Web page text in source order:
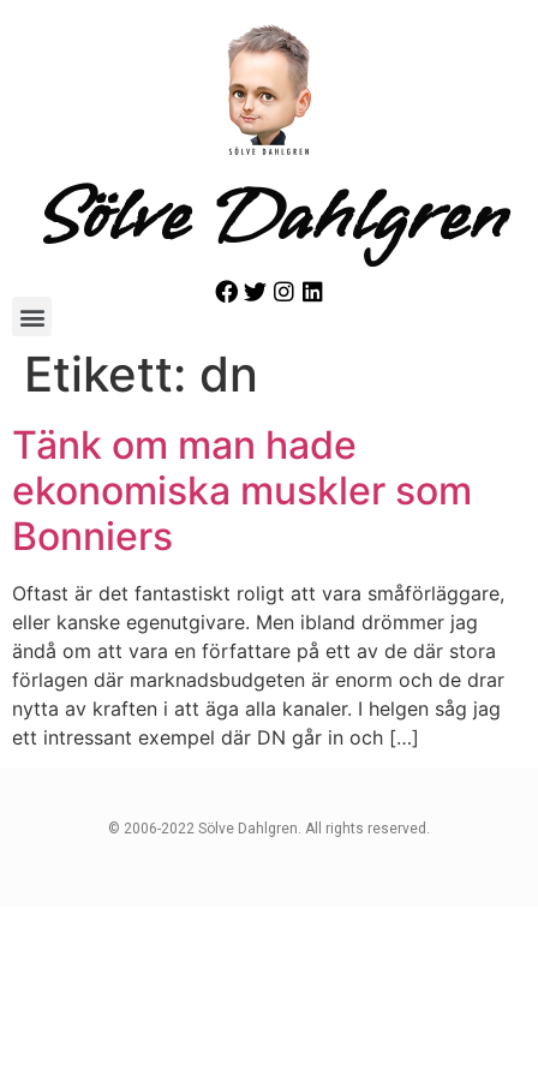
Sölve Dahlgren
Etikett: dn
Tänk om man hade
ekonomiska muskler som
Bonniers
Oftast är det fantastiskt roligt att vara småförläggare,
eller kanske egenutgivare. Men ibland drömmer jag
ändå om att vara en författare på ett av de där stora
förlagen där marknadsbudgeten är enorm och de drar
nytta av kraften i att äga alla kanaler. I helgen såg jag
ett intressant exempel där DN går in och […]
© 2006-2022 Sölve Dahlgren. All rights reserved.